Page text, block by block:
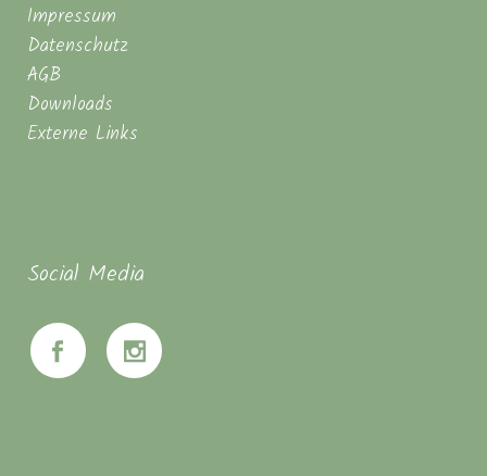
Impressum
Datenschutz
AGB
Downloads
Externe Links
Social Media